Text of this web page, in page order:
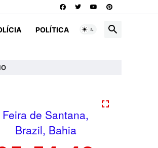
POLÍTICA